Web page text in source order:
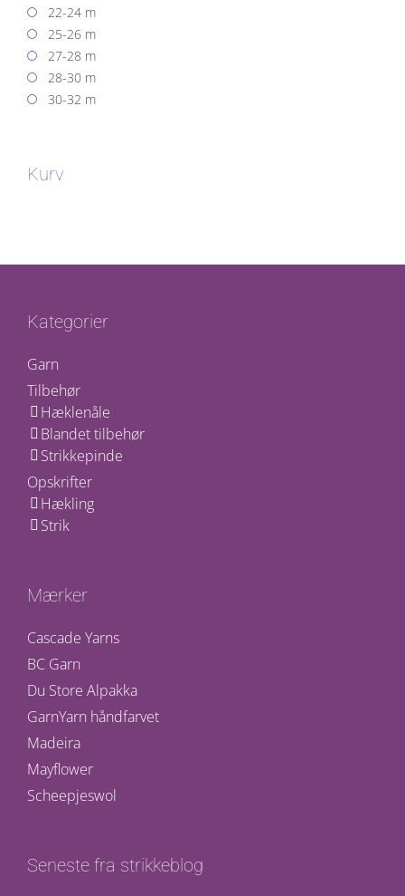
22-24 m
25-26 m
27-28 m
28-30 m
30-32 m
Kurv
Kategorier
Garn
Tilbehør
Hæklenåle
Blandet tilbehør
Strikkepinde
Opskrifter
Hækling
Strik
Mærker
Cascade Yarns
BC Garn
Du Store Alpakka
GarnYarn håndfarvet
Madeira
Mayflower
Scheepjeswol
Seneste fra strikkeblog